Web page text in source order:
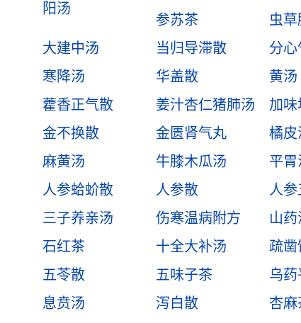
阳汤
参苏茶
虫
大建中汤 当归导滞散
分心
寒降汤 华盖散
黄汤
藿香正气散 姜汁杏仁猪肺汤
加味
金不换散 金匮肾气丸
橘皮
麻黄汤 牛膝木瓜汤
平胃
人参蛤蚧散 人参散
人
三子养亲汤 伤寒温病附方
山药
石红茶 十全大补汤
疏凿
五苓散 五味子茶
乌药
息贲汤 泻白散
杏麻